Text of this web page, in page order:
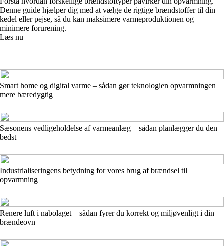
Denne guide hjælper dig med at vælge de rigtige brændstoffer til din
kedel eller pejse, så du kan maksimere varmeproduktionen og
minimere forurening.
Læs nu
Smart home og digital varme – sådan gør teknologien opvarmningen
mere bæredygtig
Sæsonens vedligeholdelse af varmeanlæg – sådan planlægger du den
bedst
Industrialiseringens betydning for vores brug af brændsel til
opvarmning
Renere luft i nabolaget – sådan fyrer du korrekt og miljøvenligt i din
brændeovn